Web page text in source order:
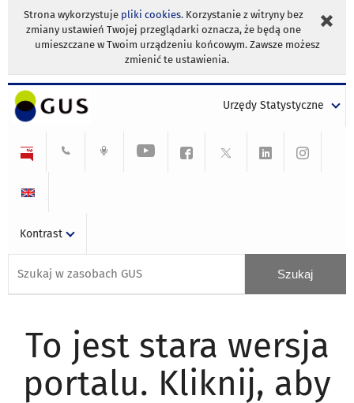
Strona wykorzystuje pliki cookies. Korzystanie z witryny bez
zmiany ustawień Twojej przeglądarki oznacza, że będą one
umieszczane w Twoim urządzeniu końcowym. Zawsze możesz
zmienić te ustawienia.
Urzędy Statystyczne
Kontrast
To jest stara wersja
portalu. Kliknij, aby